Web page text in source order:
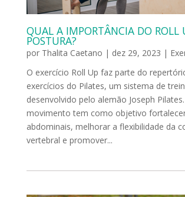
QUAL A IMPORTÂNCIA DO ROLL
POSTURA?
por Thalita Caetano | dez 29, 2023 |
O exercício Roll Up faz parte do
exercícios do Pilates, um sistema de
desenvolvido pelo alemão Joseph
movimento tem como objetivo
abdominais, melhorar a flexibilidade da
vertebral e promover...